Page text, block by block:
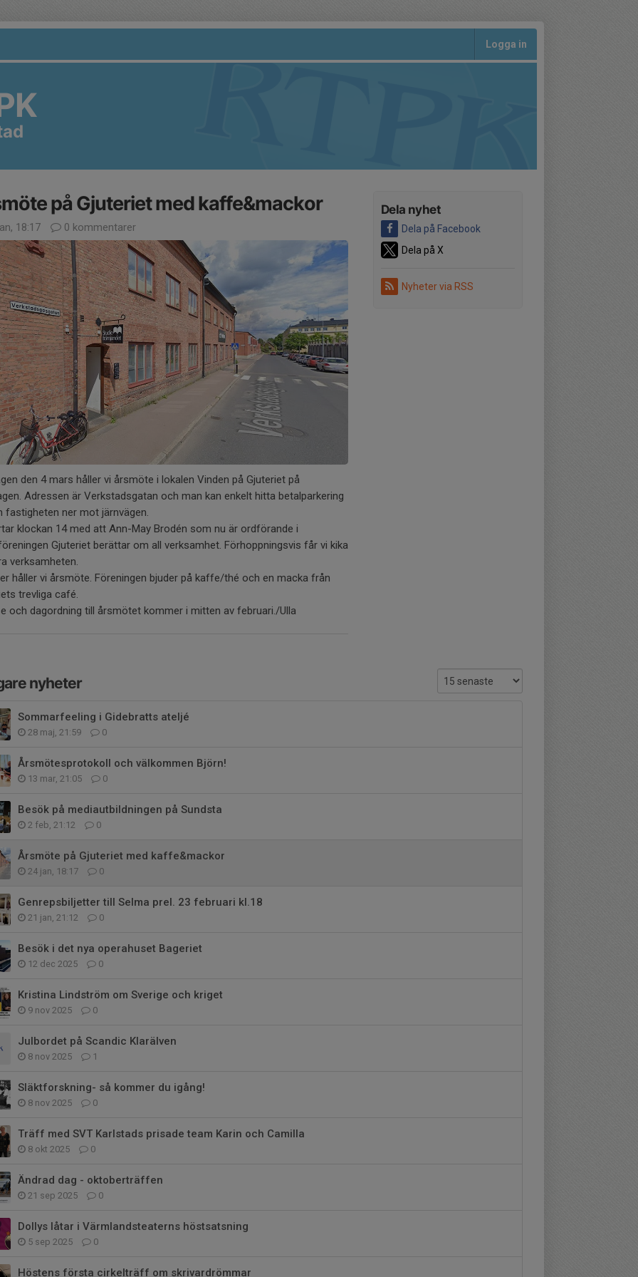
Logga in
Dela nyhet
Dela på Facebook
Dela på X
Nyheter via RSS
på Gjuteriet med kaffe&mackor
18:17 0 kommentarer
den 4 mars håller vi årsmöte i lokalen Vinden på Gjuteriet på
Adressen är Verkstadsgatan och man kan enkelt hitta betalparkering
fastigheten ner mot järnvägen.
klockan 14 med att Ann-May Brodén som nu är ordförande i
Gjuteriet berättar om all verksamhet. Förhoppningsvis får vi kika
verksamheten.
håller vi årsmöte. Föreningen bjuder på kaffe/thé och en macka från
trevliga café.
och dagordning till årsmötet kommer i mitten av februari./Ulla
nyheter
Sommarfeeling i Gidebratts ateljé
28 maj, 21:59 0
Årsmötesprotokoll och välkommen Björn!
13 mar, 21:05 0
Besök på mediautbildningen på Sundsta
2 feb, 21:12 0
Årsmöte på Gjuteriet med kaffe&mackor
24 jan, 18:17 0
Genrepsbiljetter till Selma prel. 23 februari kl.18
21 jan, 21:12 0
Besök i det nya operahuset Bageriet
12 dec 2025 0
Kristina Lindström om Sverige och kriget
9 nov 2025 0
Julbordet på Scandic Klarälven
8 nov 2025 1
Släktforskning- så kommer du igång!
8 nov 2025 0
Träff med SVT Karlstads prisade team Karin och Camilla
8 okt 2025 0
Ändrad dag - oktoberträffen
21 sep 2025 0
Dollys låtar i Värmlandsteaterns höstsatsning
5 sep 2025 0
Höstens första cirkelträff om skrivardrömmar